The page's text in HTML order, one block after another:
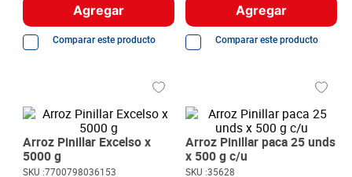
Agregar
Comparar este producto
Agregar
Comparar este producto
Arroz Pinillar Excelso x
5000 g
SKU :7700798036153
Arroz Pinillar paca 25 unds
x 500 g c/u
SKU :35628